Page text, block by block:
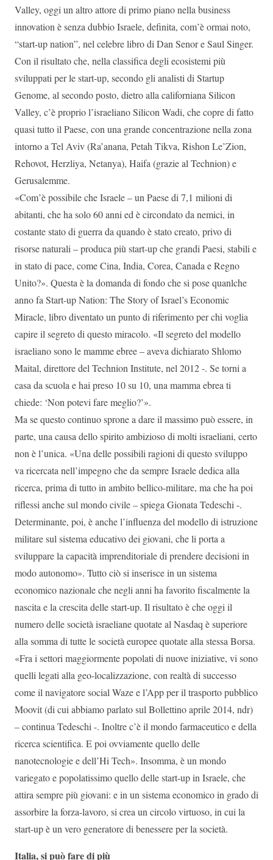
Valley, oggi un altro attore di primo piano nella business
innovation è senza dubbio Israele, definita, com’è ormai noto,
“start-up nation”, nel celebre libro di Dan Senor e Saul Singer.
Con il risultato che, nella classifica degli ecosistemi più
sviluppati per le start-up, secondo gli analisti di Startup
Genome, al secondo posto, dietro alla californiana Silicon
Valley, c’è proprio l’israeliano Silicon Wadi, che copre di fatto
quasi tutto il Paese, con una grande concentrazione nella zona
intorno a Tel Aviv (Ra’anana, Petah Tikva, Rishon Le’Zion,
Rehovot, Herzliya, Netanya), Haifa (grazie al Technion) e
Gerusalemme.
«Com’è possibile che Israele – un Paese di 7,1 milioni di
abitanti, che ha solo 60 anni ed è circondato da nemici, in
costante stato di guerra da quando è stato creato, privo di
risorse naturali – produca più start-up che grandi Paesi, stabili e
in stato di pace, come Cina, India, Corea, Canada e Regno
Unito?». Questa è la domanda di fondo che si pose quanlche
anno fa Start-up Nation: The Story of Israel’s Economic
Miracle, libro diventato un punto di riferimento per chi voglia
capire il segreto di questo miracolo. «Il segreto del modello
israeliano sono le mamme ebree – aveva dichiarato Shlomo
Maital, direttore del Technion Institute, nel 2012 -. Se torni a
casa da scuola e hai preso 10 su 10, una mamma ebrea ti
chiede: ‘Non potevi fare meglio?’».
Ma se questo continuo sprone a dare il massimo può essere, in
parte, una causa dello spirito ambizioso di molti israeliani, certo
non è l’unica. «Una delle possibili ragioni di questo sviluppo
va ricercata nell’impegno che da sempre Israele dedica alla
ricerca, prima di tutto in ambito bellico-militare, ma che ha poi
riflessi anche sul mondo civile – spiega Gionata Tedeschi -.
Determinante, poi, è anche l’influenza del modello di istruzione
militare sul sistema educativo dei giovani, che li porta a
sviluppare la capacità imprenditoriale di prendere decisioni in
modo autonomo». Tutto ciò si inserisce in un sistema
economico nazionale che negli anni ha favorito fiscalmente la
nascita e la crescita delle start-up. Il risultato è che oggi il
numero delle società israeliane quotate al Nasdaq è superiore
alla somma di tutte le società europee quotate alla stessa Borsa.
«Fra i settori maggiormente popolati di nuove iniziative, vi sono
quelli legati alla geo-localizzazione, con realtà di successo
come il navigatore social Waze e l’App per il trasporto pubblico
Moovit (di cui abbiamo parlato sul Bollettino aprile 2014, ndr)
– continua Tedeschi -. Inoltre c’è il mondo farmaceutico e della
ricerca scientifica. E poi ovviamente quello delle
nanotecnologie e dell’Hi Tech». Insomma, è un mondo
variegato e popolatissimo quello delle start-up in Israele, che
attira sempre più giovani: e in un sistema economico in grado di
assorbire la forza-lavoro, si crea un circolo virtuoso, in cui la
start-up è un vero generatore di benessere per la società.
Italia, si può fare di più